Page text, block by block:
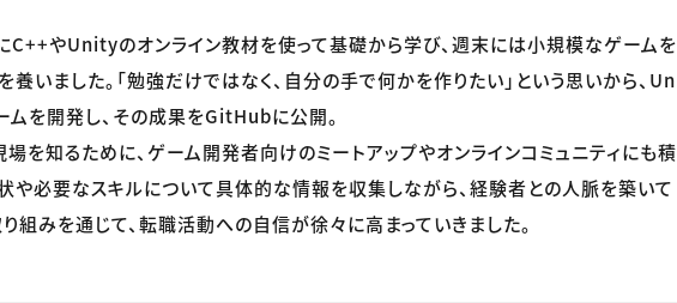
C++やUnityのオンライン教材を使って基礎から学び、週末には小規模なゲームを
いました。「勉強だけではなく、自分の手で何かを作りたい」という思いから、Un
を開発し、その成果をGitHubに公開。
場を知るために、ゲーム開発者向けのミートアップやオンラインコミュニティにも積
や必要なスキルについて具体的な情報を収集しながら、経験者との人脈を築いて
組みを通じて、転職活動への自信が徐々に高まっていきました。